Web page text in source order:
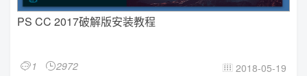
PS CC 2017破解版安装教程
1 2972  2018-05-19